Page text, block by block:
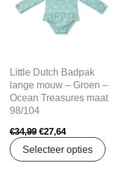
Little Dutch Badpak
lange mouw – Groen –
Ocean Treasures maat
98/104
€34,99 €27,64
Selecteer opties